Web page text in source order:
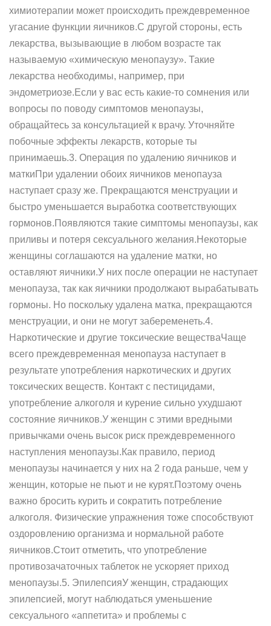
химиотерапии может происходить преждевременное
угасание функции яичников.С другой стороны, есть
лекарства, вызывающие в любом возрасте так
называемую «химическую менопаузу». Такие
лекарства необходимы, например, при
эндометриозе.Если у вас есть какие-то сомнения или
вопросы по поводу симптомов менопаузы,
обращайтесь за консультацией к врачу. Уточняйте
побочные эффекты лекарств, которые ты
принимаешь.3. Операция по удалению яичников и
маткиПри удалении обоих яичников менопауза
наступает сразу же. Прекращаются менструации и
быстро уменьшается выработка соответствующих
гормонов.Появляются такие симптомы менопаузы, как
приливы и потеря сексуального желания.Некоторые
женщины соглашаются на удаление матки, но
оставляют яичники.У них после операции не наступает
менопауза, так как яичники продолжают вырабатывать
гормоны. Но поскольку удалена матка, прекращаются
менструации, и они не могут забеременеть.4.
Наркотические и другие токсические веществаЧаще
всего преждевременная менопауза наступает в
результате употребления наркотических и других
токсических веществ. Контакт с пестицидами,
употребление алкоголя и курение сильно ухудшают
состояние яичников.У женщин с этими вредными
привычками очень высок риск преждевременного
наступления менопаузы.Как правило, период
менопаузы начинается у них на 2 года раньше, чем у
женщин, которые не пьют и не курят.Поэтому очень
важно бросить курить и сократить потребление
алкоголя. Физические упражнения тоже способствуют
оздоровлению организма и нормальной работе
яичников.Стоит отметить, что употребление
противозачаточных таблеток не ускоряет приход
менопаузы.5. ЭпилепсияУ женщин, страдающих
эпилепсией, могут наблюдаться уменьшение
сексуального «аппетита» и проблемы с